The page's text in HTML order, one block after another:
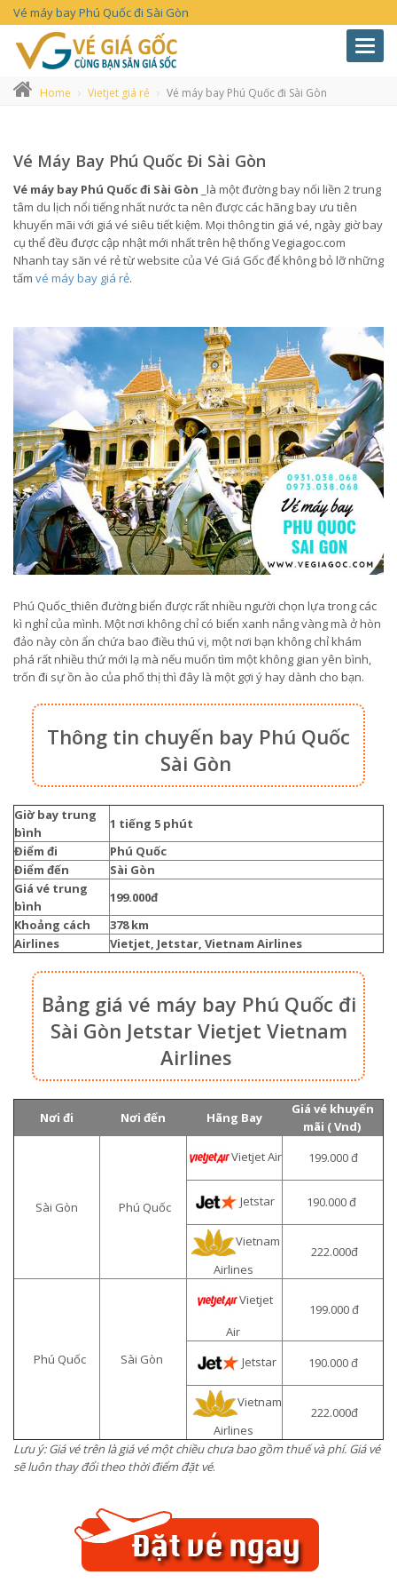
Vé máy bay Phú Quốc đi Sài Gòn
Home Vietjet giá rẻ Vé máy bay Phú Quốc đi Sài Gòn
Vé Máy Bay Phú Quốc Đi Sài Gòn
Vé máy bay Phú Quốc đi Sài Gòn _là một đường bay nối liền 2 trung
tâm du lịch nổi tiếng nhất nước ta nên được các hãng bay ưu tiên
khuyến mãi với giá vé siêu tiết kiệm. Mọi thông tin giá vé, ngày giờ bay
cụ thể đều được cập nhật mới nhất trên hệ thống Vegiagoc.com
Nhanh tay săn vé rẻ từ website của Vé Giá Gốc để không bỏ lỡ những
tấm vé máy bay giá rẻ.
Phú Quốc_thiên đường biển được rất nhiều người chọn lựa trong các
kì nghỉ của mình. Một nơi không chỉ có biển xanh nắng vàng mà ở hòn
đảo này còn ẩn chứa bao điều thú vị, một nơi bạn không chỉ khám
phá rất nhiều thứ mới lạ mà nếu muốn tìm một không gian yên bình,
trốn đi sự ồn ào của phố thị thì đây là một gợi ý hay dành cho bạn.
Thông tin chuyến bay Phú Quốc
Sài Gòn
Giờ bay trung
bình
1 tiếng 5 phút
Điểm đi
Phú Quốc
Điểm đến
Sài Gòn
Giá vé trung
bình
199.000đ
Khoảng cách
378 km
Airlines
Vietjet, Jetstar, Vietnam Airlines
Bảng giá vé máy bay Phú Quốc đi
Sài Gòn Jetstar Vietjet Vietnam
Airlines
Nơi đi Nơi đến Hãng Bay
Giá vé khuyến
mãi ( Vnd)
Sài Gòn Phú Quốc
Vietjet Air 199.000 đ
Jetstar 190.000 đ
Vietnam
Airlines
222.000đ
Phú Quốc Sài Gòn
Vietjet
Air
199.000 đ
Jetstar 190.000 đ
Vietnam
Airlines
222.000đ
Lưu ý: Giá vé trên là giá vé một chiều chưa bao gồm thuế và phí. Giá vé
sẽ luôn thay đổi theo thời điểm đặt vé.